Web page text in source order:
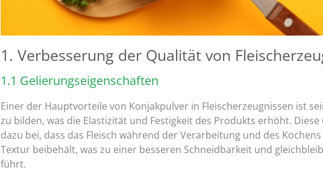
1. Verbesserung der Qualität von
1.1 Gelierungseigenschaften
Einer der Hauptvorteile von Konjakpulver in Fleischerzeugnissen ist
zu bilden, was die Elastizität und Festigkeit des Produkts erhöht.
dazu bei, dass das Fleisch während der Verarbeitung und des
Textur beibehält, was zu einer besseren Schneidbarkeit und
führt.